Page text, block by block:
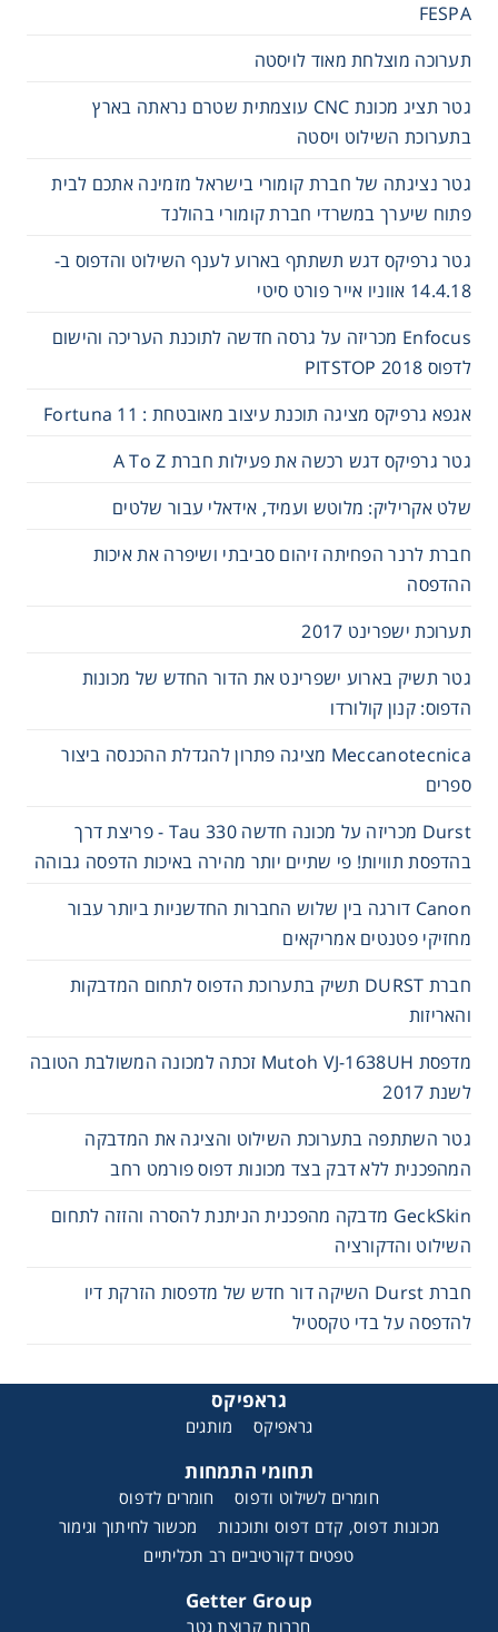
FESPA
תערוכה מוצלחת מאוד לויסטה
גטר תציג מכונת CNC עוצמתית שטרם נראתה בארץ
בתערוכת השילוט ויסטה
גטר נציגתה של חברת קומורי בישראל מזמינה אתכם לבית
פתוח שיערך במשרדי חברת קומורי בהולנד
גטר גרפיקס דגש תשתתף בארוע לענף השילוט והדפוס ב-
14.4.18 אווניו אייר פורט סיטי
Enfocus מכריזה על גרסה חדשה לתוכנת העריכה והישום
לדפוס 2018 PITSTOP
אגפא גרפיקס מציגה תוכנת עיצוב מאובטחת : Fortuna 11
גטר גרפיקס דגש רכשה את פעילות חברת A To Z
שלט אקריליק: מלוטש ועמיד, אידאלי עבור שלטים
חברת לרנר הפחיתה זיהום סביבתי ושיפרה את איכות
ההדפסה
תערוכת ישפרינט 2017
גטר תשיק בארוע ישפרינט את הדור החדש של מכונות
הדפוס: קנון קולורדו
Meccanotecnica מציגה פתרון להגדלת ההכנסה ביצור
ספרים
Durst מכריזה על מכונה חדשה Tau 330 - פריצת דרך
בהדפסת תוויות! פי שתיים יותר מהירה באיכות הדפסה גבוהה
Canon דורגה בין שלוש החברות החדשניות ביותר עבור
מחזיקי פטנטים אמריקאים
חברת DURST תשיק בתערוכת הדפוס לתחום המדבקות
והאריזות
מדפסת Mutoh VJ-1638UH זכתה למכונה המשולבת הטובה
לשנת 2017
גטר השתתפה בתערוכת השילוט והציגה את המדבקה
המהפכנית ללא דבק בצד מכונות דפוס פורמט רחב
GeckSkin מדבקה מהפכנית הניתנת להסרה והזזה לתחום
השילוט והדקורציה
חברת Durst השיקה דור חדש של מדפסות הזרקת דיו
להדפסה על בדי טקסטיל
גראפיקס
גראפיקס מותגים
תחומי התמחות
חומרים לשילוט ודפוס
חומרים לדפוס
מכונות דפוס, קדם דפוס ותוכנות
מכשור לחיתוך וגימור
טפטים דקורטיביים רב תכליתיים
Getter Group
חברות קבוצת גטר